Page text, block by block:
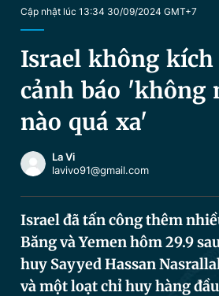
Video
Sản phẩm khác
Cập nhật lúc 13:34 30/09/2024 GMT+7
Israel không
cảnh báo 'không
nào quá xa'
La Vi
lavivo91@gmail.com
Israel đã tấn công thêm
Băng và Yemen hôm 29.9
huy Sayyed Hassan
và một loạt chỉ huy hàng